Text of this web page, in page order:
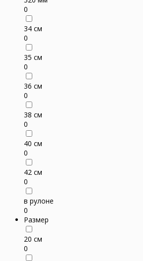
0
34 см
0
35 см
0
36 см
0
38 см
0
40 см
0
42 см
0
в рулоне
0
Размер
20 см
0